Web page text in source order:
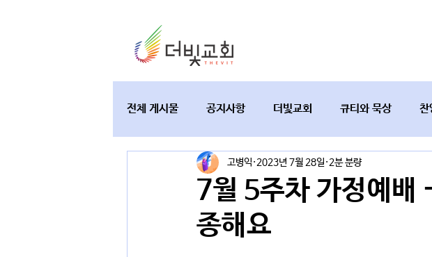
전체 게시물 공지사항 더빛교회 큐티와 묵상 찬
교육과 테필린 토요가정예배 설교요약
7월 5주차 가정예배
종해요
고병익 2023년 7월 28일 2분 분량